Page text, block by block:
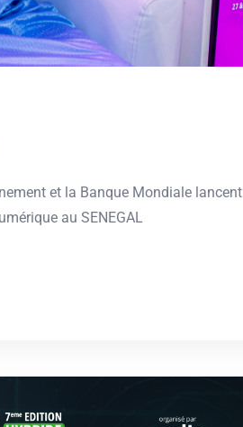
et la Banque Mondiale lancent
au SENEGAL